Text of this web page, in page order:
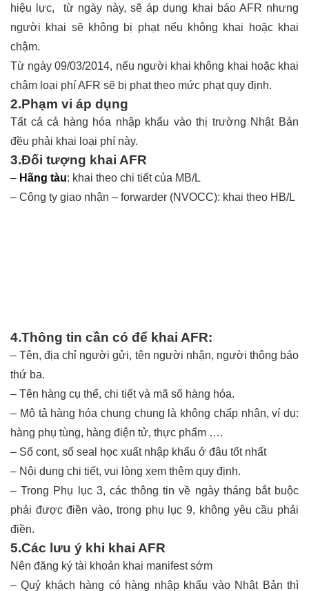
hiệu lực, từ ngày này, sẽ áp dụng khai báo AFR nhưng
người khai sẽ không bị phạt nếu không khai hoặc khai
chậm.
Từ ngày 09/03/2014, nếu người khai không khai hoặc khai
chậm loại phí AFR sẽ bị phạt theo mức phạt quy định.
2.Phạm vi áp dụng
Tất cả cả hàng hóa nhập khẩu vào thị trường Nhật Bản
đều phải khai loại phí này.
3.Đối tượng khai AFR
– Hãng tàu: khai theo chi tiết của MB/L
– Công ty giao nhận – forwarder (NVOCC): khai theo HB/L
4.Thông tin cần có để khai AFR:
– Tên, địa chỉ người gửi, tên người nhận, người thông báo
thứ ba.
– Tên hàng cụ thể, chi tiết và mã số hàng hóa.
– Mô tả hàng hóa chung chung là không chấp nhận, ví dụ:
hàng phụ tùng, hàng điện tử, thực phẩm ….
– Số cont, số seal
học xuất nhập khẩu ở đâu tốt nhất
– Nội dung chi tiết, vui lòng xem thêm quy định.
– Trong Phụ lục 3, các thông tin về ngày tháng bắt buộc
phải được điền vào, trong phụ lục 9, không yêu cầu phải
điền.
5.Các lưu ý khi khai AFR
Nên đăng ký tài khoản khai manifest sớm
– Quý khách hàng có hàng nhập khẩu vào Nhật Bản thì